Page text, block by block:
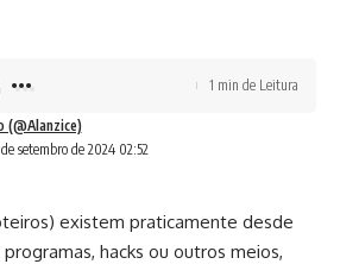
setembro de 2024 02:52
(@Alanzice)
1 min de Leitura
existem praticamente desde
hacks ou outros meios,